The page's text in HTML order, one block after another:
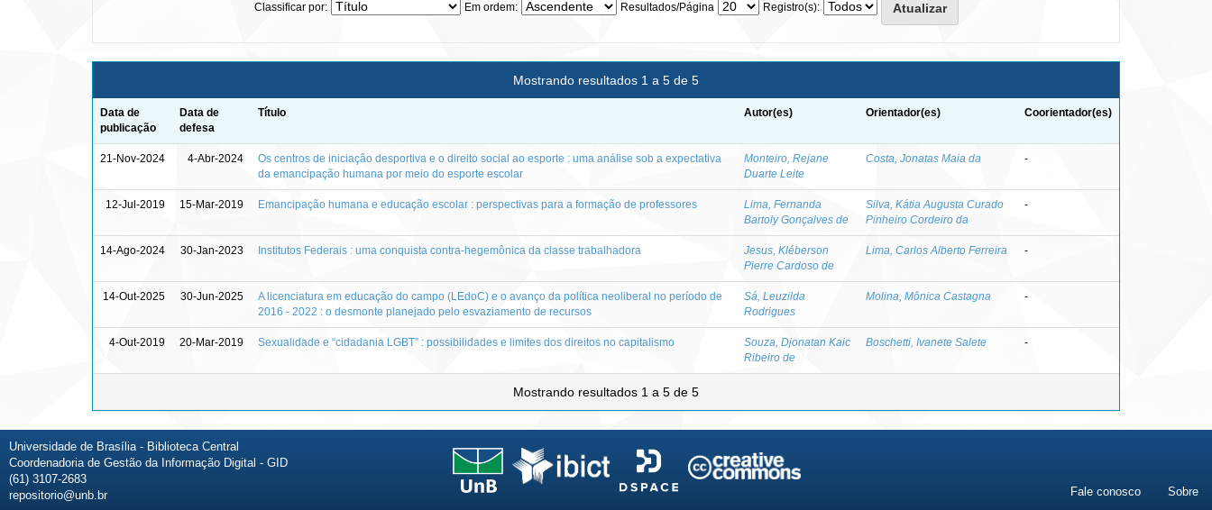
Classificar por: Em ordem: Resultados/Página Registro(s):
Mostrando resultados 1 a 5 de 5
Data de
publicação
Data de
defesa
Título Autor(es) Orientador(es) Coorientador(es)
21-Nov-2024 4-Abr-2024
Os centros de iniciação desportiva e o direito social ao esporte : uma análise sob a expectativa
da emancipação humana por meio do esporte escolar
Monteiro, Rejane
Duarte Leite
Costa, Jonatas Maia da -
12-Jul-2019 15-Mar-2019 Emancipação humana e educação escolar : perspectivas para a formação de professores
Lima, Fernanda
Bartoly Gonçalves de
Silva, Kátia Augusta Curado
Pinheiro Cordeiro da
-
14-Ago-2024 30-Jan-2023 Institutos Federais : uma conquista contra-hegemônica da classe trabalhadora
Jesus, Kléberson
Pierre Cardoso de
Lima, Carlos Alberto Ferreira -
14-Out-2025 30-Jun-2025
A licenciatura em educação do campo (LEdoC) e o avanço da política neoliberal no período de
2016 - 2022 : o desmonte planejado pelo esvaziamento de recursos
Sá, Leuzilda
Rodrigues
Molina, Mônica Castagna -
4-Out-2019 20-Mar-2019 Sexualidade e “cidadania LGBT” : possibilidades e limites dos direitos no capitalismo
Souza, Djonatan Kaic
Ribeiro de
Boschetti, Ivanete Salete -
Mostrando resultados 1 a 5 de 5
Universidade de Brasília - Biblioteca Central
Coordenadoria de Gestão da Informação Digital - GID
(61) 3107-2683
repositorio@unb.br
Fale conosco Sobre